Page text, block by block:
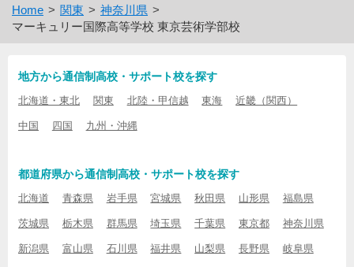
Home 関東
神奈川県
マーキュリー国際高等学校 東京芸術学部校
地方から通信制高校・サポート校を探す
北海道・東北 関東 北陸・甲信越 東海 近畿（関西）
中国 四国 九州・沖縄
都道府県から通信制高校・サポート校を探す
北海道 青森県 岩手県 宮城県 秋田県 山形県 福島県
茨城県 栃木県 群馬県 埼玉県 千葉県 東京都 神奈川県
新潟県 富山県 石川県 福井県 山梨県 長野県 岐阜県